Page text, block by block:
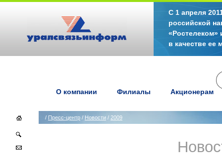
С 1 апреля
российской
«Ростелеком»
в качестве ее
О компании Филиалы Акционерам
/ Пресс-центр / Новости / 2009